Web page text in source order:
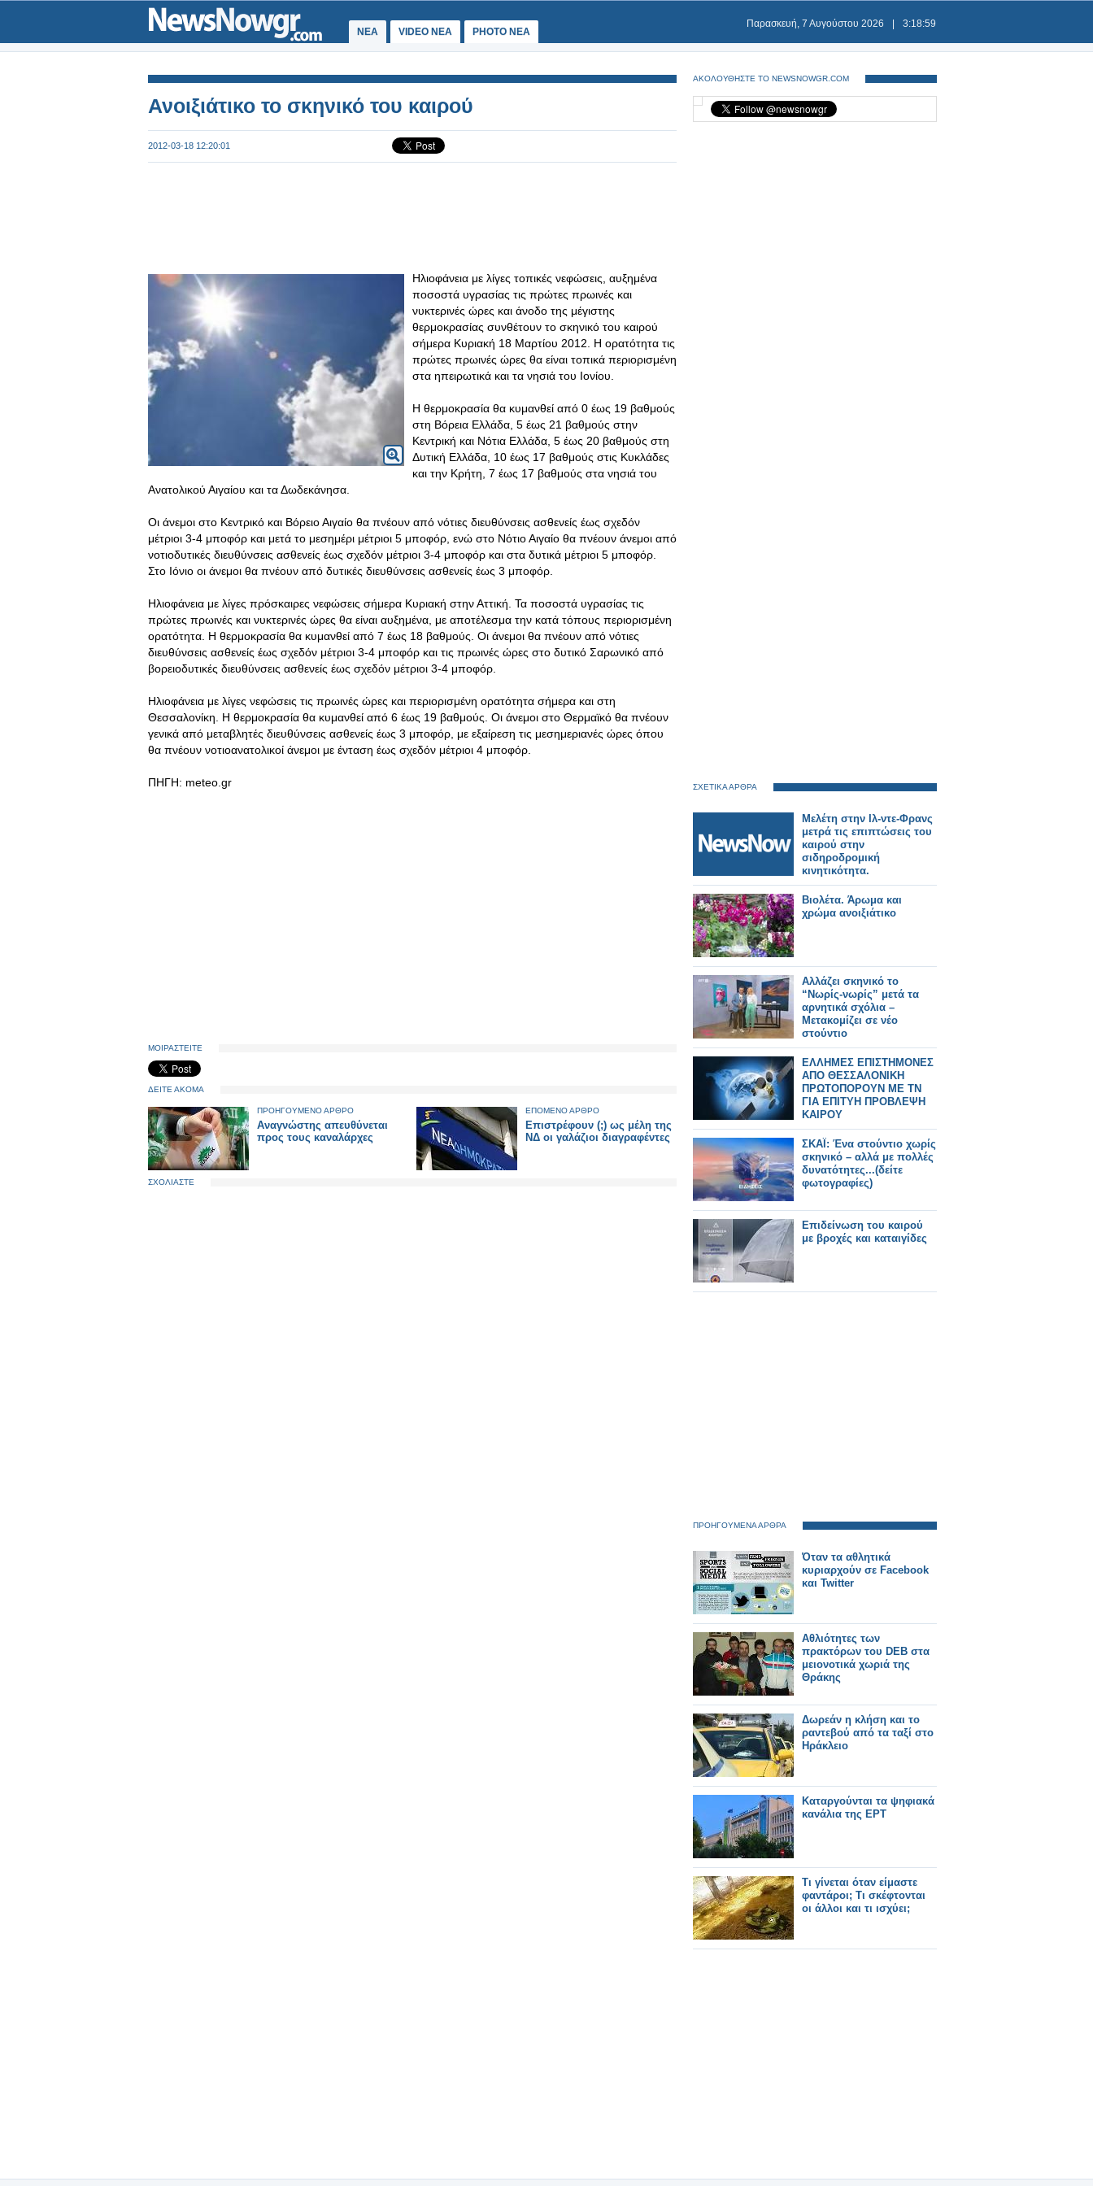
ΝΕΑ VIDEO NEA PHOTO NEA
Παρασκευή, 7 Αυγούστου 2026 3:18:59
Ανοιξιάτικο το σκηνικό του καιρού
2012-03-18 12:20:01
Ηλιοφάνεια με λίγες τοπικές νεφώσεις, αυξημένα
ποσοστά υγρασίας τις πρώτες πρωινές και
νυκτερινές ώρες και άνοδο της μέγιστης
θερμοκρασίας συνθέτουν το σκηνικό του καιρού
σήμερα Κυριακή 18 Μαρτίου 2012. Η ορατότητα τις
πρώτες πρωινές ώρες θα είναι τοπικά περιορισμένη
στα ηπειρωτικά και τα νησιά του Ιονίου.
Η θερμοκρασία θα κυμανθεί από 0 έως 19 βαθμούς
στη Βόρεια Ελλάδα, 5 έως 21 βαθμούς στην
Κεντρική και Νότια Ελλάδα, 5 έως 20 βαθμούς στη
Δυτική Ελλάδα, 10 έως 17 βαθμούς στις Κυκλάδες
και την Κρήτη, 7 έως 17 βαθμούς στα νησιά του
Ανατολικού Αιγαίου και τα Δωδεκάνησα.
Οι άνεμοι στο Κεντρικό και Βόρειο Αιγαίο θα πνέουν από νότιες διευθύνσεις ασθενείς έως σχεδόν
μέτριοι 3-4 μποφόρ και μετά το μεσημέρι μέτριοι 5 μποφόρ, ενώ στο Νότιο Αιγαίο θα πνέουν άνεμοι από
νοτιοδυτικές διευθύνσεις ασθενείς έως σχεδόν μέτριοι 3-4 μποφόρ και στα δυτικά μέτριοι 5 μποφόρ.
Στο Ιόνιο οι άνεμοι θα πνέουν από δυτικές διευθύνσεις ασθενείς έως 3 μποφόρ.
Ηλιοφάνεια με λίγες πρόσκαιρες νεφώσεις σήμερα Κυριακή στην Αττική. Τα ποσοστά υγρασίας τις
πρώτες πρωινές και νυκτερινές ώρες θα είναι αυξημένα, με αποτέλεσμα την κατά τόπους περιορισμένη
ορατότητα. Η θερμοκρασία θα κυμανθεί από 7 έως 18 βαθμούς. Οι άνεμοι θα πνέουν από νότιες
διευθύνσεις ασθενείς έως σχεδόν μέτριοι 3-4 μποφόρ και τις πρωινές ώρες στο δυτικό Σαρωνικό από
βορειοδυτικές διευθύνσεις ασθενείς έως σχεδόν μέτριοι 3-4 μποφόρ.
Ηλιοφάνεια με λίγες νεφώσεις τις πρωινές ώρες και περιορισμένη ορατότητα σήμερα και στη
Θεσσαλονίκη. Η θερμοκρασία θα κυμανθεί από 6 έως 19 βαθμούς. Οι άνεμοι στο Θερμαϊκό θα πνέουν
γενικά από μεταβλητές διευθύνσεις ασθενείς έως 3 μποφόρ, με εξαίρεση τις μεσημεριανές ώρες όπου
θα πνέουν νοτιοανατολικοί άνεμοι με ένταση έως σχεδόν μέτριοι 4 μποφόρ.
ΠΗΓΗ: meteo.gr
ΜΟΙΡΑΣΤΕΙΤΕ
ΔΕΙΤΕ ΑΚΟΜΑ
ΠΡΟΗΓΟΥΜΕΝΟ ΑΡΘΡΟ
Αναγνώστης απευθύνεται
προς τους καναλάρχες
ΕΠΟΜΕΝΟ ΑΡΘΡΟ
Επιστρέφουν (;) ως μέλη της
ΝΔ οι γαλάζιοι διαγραφέντες
ΣΧΟΛΙΑΣΤΕ
ΑΚΟΛΟΥΘΗΣΤΕ ΤΟ NEWSNOWGR.COM
ΣΧΕΤΙΚΑ ΑΡΘΡΑ
Μελέτη στην Ιλ-ντε-Φρανς
μετρά τις επιπτώσεις του
καιρού στην
σιδηροδρομική
κινητικότητα.
Βιολέτα. Άρωμα και
χρώμα ανοιξιάτικο
Αλλάζει σκηνικό το
“Νωρίς-νωρίς” μετά τα
αρνητικά σχόλια –
Μετακομίζει σε νέο
στούντιο
ΕΛΛΗΜΕΣ ΕΠΙΣΤΗΜΟΝΕΣ
ΑΠΟ ΘΕΣΣΑΛΟΝΙΚΗ
ΠΡΩΤΟΠΟΡΟΥΝ ΜΕ ΤΝ
ΓΙΑ ΕΠΙΤΥΗ ΠΡΟΒΛΕΨΗ
ΚΑΙΡΟΥ
ΣΚΑΪ: Ένα στούντιο χωρίς
σκηνικό – αλλά με πολλές
δυνατότητες...(δείτε
φωτογραφίες)
Επιδείνωση του καιρού
με βροχές και καταιγίδες
ΠΡΟΗΓΟΥΜΕΝΑ ΑΡΘΡΑ
Όταν τα αθλητικά
κυριαρχούν σε Facebook
και Twitter
Αθλιότητες των
πρακτόρων του DEB στα
μειονοτικά χωριά της
Θράκης
Δωρεάν η κλήση και το
ραντεβού από τα ταξί στο
Ηράκλειο
Καταργούνται τα ψηφιακά
κανάλια της ΕΡΤ
Τι γίνεται όταν είμαστε
φαντάροι; Τι σκέφτονται
οι άλλοι και τι ισχύει;